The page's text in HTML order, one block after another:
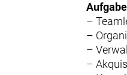
–
–
–
–